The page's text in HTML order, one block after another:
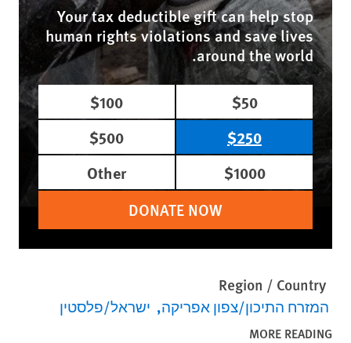
Your tax deductible gift can help stop
human rights violations and save lives
around the world.
$50
$100
$250
$500
$1000
Other
DONATE NOW
Region / Country
המזרח התיכון/צפון אפריקה ישראל/פלסטין
MORE READING